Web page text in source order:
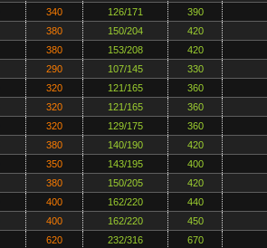
340 126/171 390
380 150/204 420
380 153/208 420
290 107/145 330
320 121/165 360
320 121/165 360
320 129/175 360
380 140/190 420
350 143/195 400
380 150/205 420
400 162/220 440
400 162/220 450
620 232/316 670